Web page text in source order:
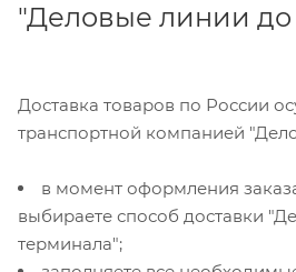
"Деловые линии до
Доставка товаров по России
транспортной компанией
в момент оформления
выбираете способ доставки
терминала";